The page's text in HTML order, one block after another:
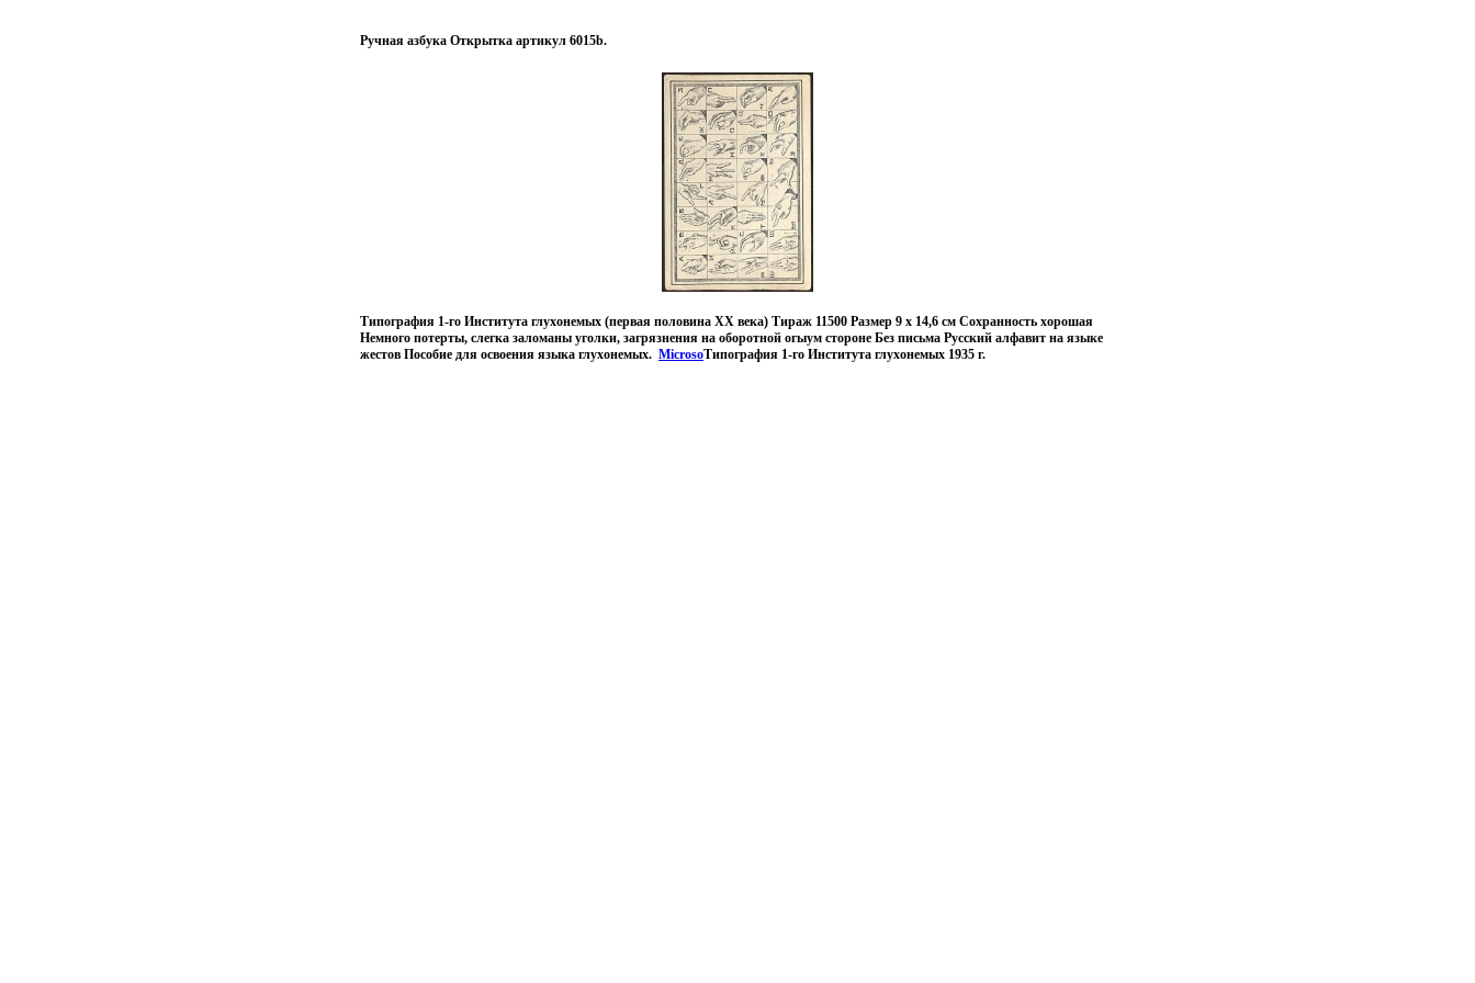
Ручная азбука Открытка артикул 6015b.
Типография 1-го Института глухонемых (первая половина ХХ века) Тираж 11500 Размер 9 х 14,6 см Сохранность хорошая
Немного потерты, слегка заломаны уголки, загрязнения на оборотной огыум стороне Без письма Русский алфавит на языке
жестов Пособие для освоения языка глухонемых. MicrosoТипография 1-го Института глухонемых 1935 г.